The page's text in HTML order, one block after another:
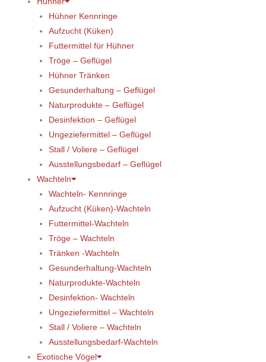
Hühner Kennringe
Aufzucht (Küken)
Futtermittel für Hühner
Tröge – Geflügel
Hühner Tränken
Gesunderhaltung – Geflügel
Naturprodukte – Geflügel
Desinfektion – Geflügel
Ungeziefermittel – Geflügel
Stall / Voliere – Geflügel
Ausstellungsbedarf – Geflügel
Wachteln
Wachteln- Kennringe
Aufzucht (Küken)-Wachteln
Futtermittel-Wachteln
Tröge – Wachteln
Tränken -Wachteln
Gesunderhaltung-Wachteln
Naturprodukte-Wachteln
Desinfektion- Wachteln
Ungeziefermittel – Wachteln
Stall / Voliere – Wachteln
Ausstellungsbedarf-Wachteln
Exotische Vögel